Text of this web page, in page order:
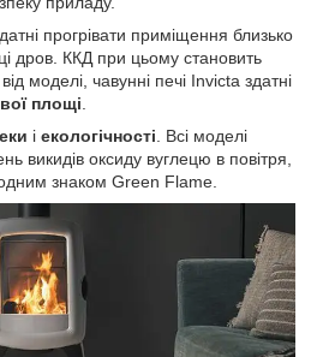
прогрівати приміщення близько
дров. ККД при цьому становить
моделі, чавунні печі Invicta здатні
площі
і екологічності . Всі моделі
викидів оксиду вуглецю в повітря,
знаком Green Flame.